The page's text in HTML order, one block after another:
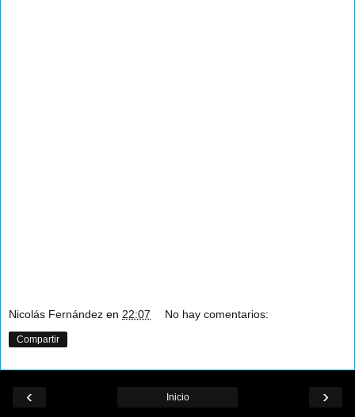
Nicolás Fernández en 22:07 No hay comentarios:
Compartir
‹ ›
Inicio